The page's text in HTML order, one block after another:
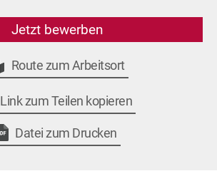
Jetzt bewerben
Route zum Arbeitsort
Link zum Teilen kopieren
Datei zum Drucken